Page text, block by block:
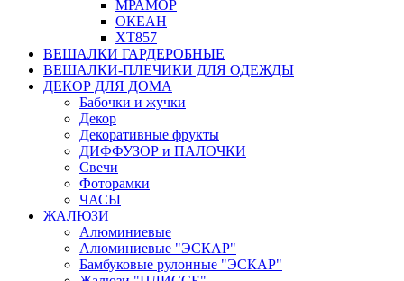
МРАМОР
ОКЕАН
ХТ857
ВЕШАЛКИ ГАРДЕРОБНЫЕ
ВЕШАЛКИ-ПЛЕЧИКИ ДЛЯ ОДЕЖДЫ
ДЕКОР ДЛЯ ДОМА
Бабочки и жучки
Декор
Декоративные фрукты
ДИФФУЗОР и ПАЛОЧКИ
Свечи
Фоторамки
ЧАСЫ
ЖАЛЮЗИ
Алюминиевые
Алюминиевые "ЭСКАР"
Бамбуковые рулонные "ЭСКАР"